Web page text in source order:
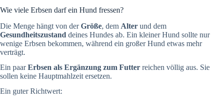
Wie viele Erbsen darf ein Hund fressen?
Die Menge hängt von derGröße, dem Alter und dem
Gesundheitszustand deines Hundes ab. Ein kleiner Hund sollte nur
wenige Erbsen bekommen, während ein großer Hund etwas mehr
verträgt.
Ein paarErbsen als Ergänzung zum Futter reichen völlig aus. Sie
sollen keine Hauptmahlzeit ersetzen.
Ein guter Richtwert: